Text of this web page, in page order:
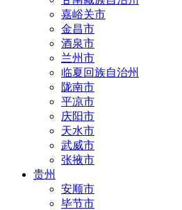
嘉峪关市
金昌市
酒泉市
兰州市
临夏回族自治州
陇南市
平凉市
庆阳市
天水市
武威市
张掖市
贵州
安顺市
毕节市